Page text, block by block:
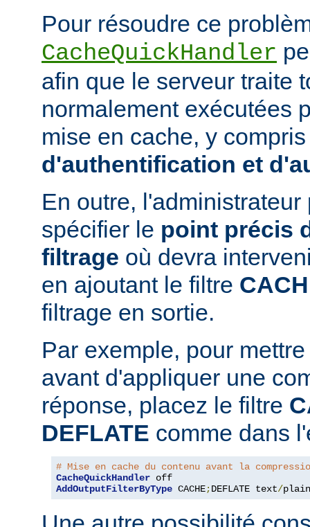
Pour résoudre ce
CacheQuickHandler
afin que le serveur traite
normalement exécutées
mise en cache, y
d'authentification et
En outre,
spécifier le point précis
filtrage où devra
en ajoutant le filtre
filtrage en sortie.
Par exemple, pour
avant d'appliquer une
réponse, placez le filtre
DEFLATE comme dans
# Mise en cache du contenu avant la
CacheQuickHandler
AddOutputFilterByType CACHE;DEFLATE text/plain